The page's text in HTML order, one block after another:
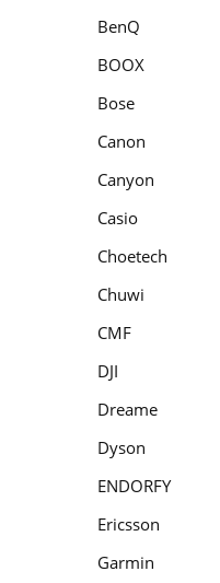
BenQ
BOOX
Bose
Canon
Canyon
Casio
Choetech
Chuwi
CMF
DJI
Dreame
Dyson
ENDORFY
Ericsson
Garmin